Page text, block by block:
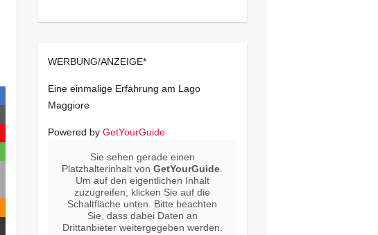
WERBUNG/ANZEIGE*
Eine einmalige Erfahrung am Lago
Maggiore
Powered by GetYourGuide
Sie sehen gerade einen
Platzhalterinhalt vonGetYourGuide
Um auf den eigentlichen Inhalt
zuzugreifen, klicken Sie auf die
Schaltfläche unten. Bitte beachten
Sie, dass dabei Daten an
Drittanbieter weitergegeben werden.